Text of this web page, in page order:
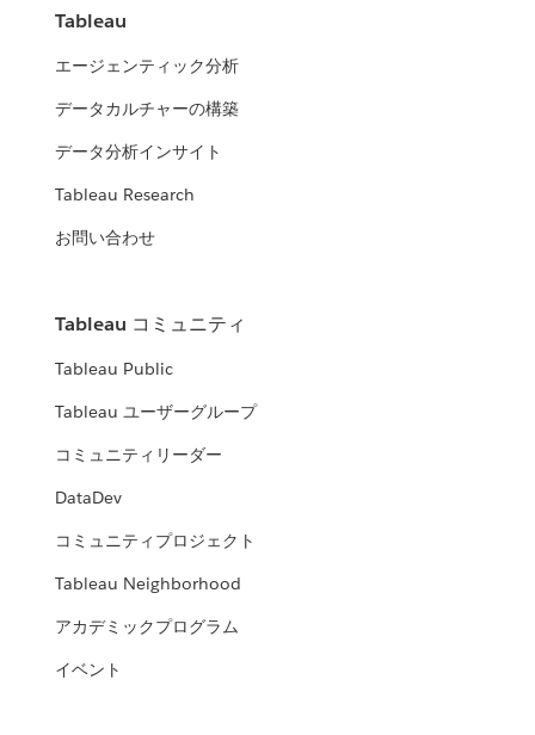
Tableau
エージェンティック分析
データカルチャーの構築
データ分析インサイト
Tableau Research
お問い合わせ
Tableau コミュニティ
Tableau Public
Tableau ユーザーグループ
コミュニティリーダー
DataDev
コミュニティプロジェクト
Tableau Neighborhood
アカデミックプログラム
イベント